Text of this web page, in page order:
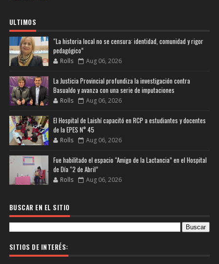
ULTIMOS
“La historia local no se censura: identidad, comunidad y rigor
pedagógico”
Rolls Aug 06, 2026
La Justicia Provincial profundiza la investigación contra
Basualdo y avanza con una serie de imputaciones
Rolls Aug 06, 2026
El Hospital de Laishí capacitó en RCP a estudiantes y docentes
de la EPES N° 45
Rolls Aug 06, 2026
Fue habilitado el espacio “Amigo de la Lactancia” en el Hospital
de Día “2 de Abril”
Rolls Aug 06, 2026
BUSCAR EN EL SITIO
SITIOS DE INTERÉS: